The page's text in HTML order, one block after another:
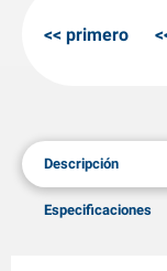
primero
Descripción
Especificaciones